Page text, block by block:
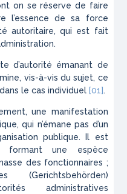
on se réserve de faire
l’essence de sa force
autoritaire, qui est fait
d’autorité émanant de
, vis-à-vis du sujet, ce
dans le cas individuel [01].
une manifestation
qui n’émane pas d’un
publique. Il est
formant une espèce
des fonctionnaires ;
(Gerichtsbehörden)
administratives